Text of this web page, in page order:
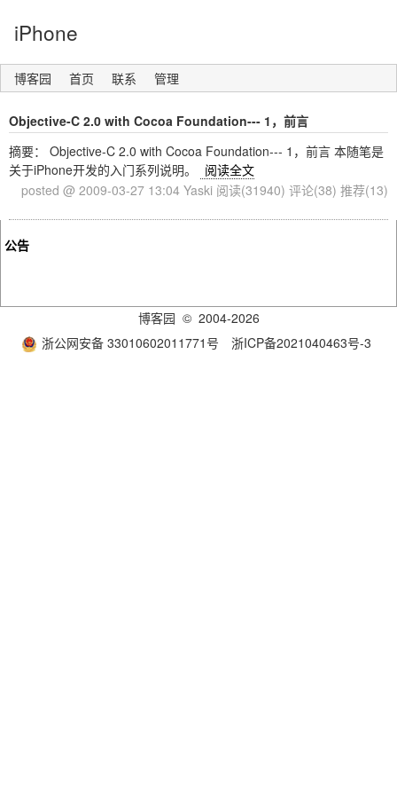
iPhone
博客园 首页 联系 管理
Objective-C 2.0 with Cocoa Foundation--- 1，前言
摘要： Objective-C 2.0 with Cocoa Foundation--- 1，前言 本随笔是
关于iPhone开发的入门系列说明。
阅读全文
posted @ 2009-03-27 13:04 Yaski 阅读(31940) 评论(38) 推荐(13)
公告
博客园 © 2004-2026
浙公网安备 33010602011771号
浙ICP备2021040463号-3